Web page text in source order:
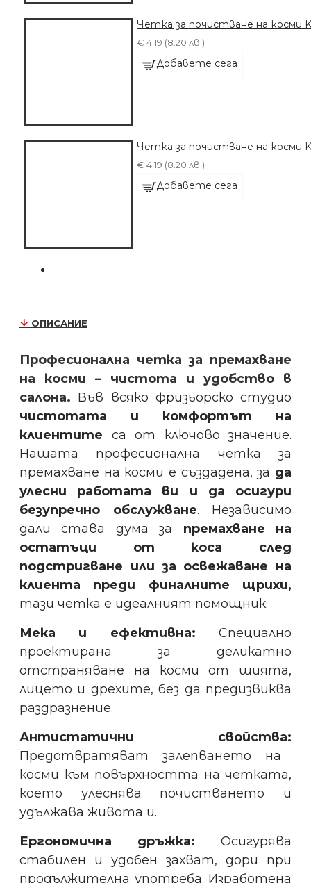
Четка за почистване на косми
€ 4.19 (8.20 лв.)
Добавете сега
Четка за почистване на косми
€ 4.19 (8.20 лв.)
Добавете сега
ОПИСАНИЕ
Професионална четка за премахване
на косми – чистота и удобство в
салона. Във всяко фризьорско студио
чистотата и комфортът на
клиентите са от ключово значение.
Нашата професионална четка за
премахване на косми е създадена, за да
улесни работата ви и да осигури
безупречно обслужване. Независимо
дали става дума за премахване на
остатъци от коса след
подстригване или за освежаване на
клиента преди финалните щрихи,
тази четка е идеалният помощник.
Мека и ефективна: Специално
проектирана за деликатно
отстраняване на косми от шията,
лицето и дрехите, без да предизвиква
раздразнение.
Антистатични свойства:
Предотвратяват залепването на
косми към повърхността на четката,
което улеснява почистването и
удължава живота и.
Ергономична дръжка: Осигурява
стабилен и удобен захват, дори при
продължителна употреба. Изработена